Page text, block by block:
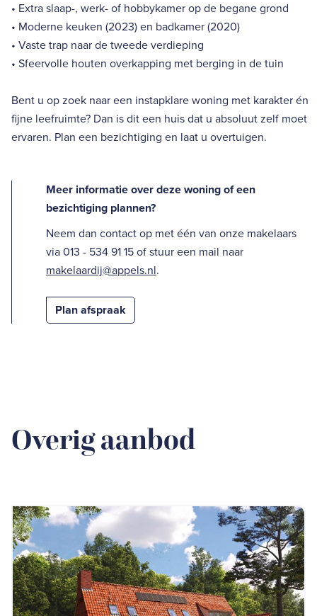
• Extra slaap-, werk- of hobbykamer op de begane grond
• Moderne keuken (2023) en badkamer (2020)
• Vaste trap naar de tweede verdieping
• Sfeervolle houten overkapping met berging in de tuin
Bent u op zoek naar een instapklare woning met karakter én
fijne leefruimte? Dan is dit een huis dat u absoluut zelf moet
ervaren. Plan een bezichtiging en laat u overtuigen.
Meer informatie over deze woning of een
bezichtiging plannen?
Neem dan contact op met één van onze makelaars
via 013 - 534 91 15 of stuur een mail naar
makelaardij@appels.nl.
Plan afspraak
Overig aanbod